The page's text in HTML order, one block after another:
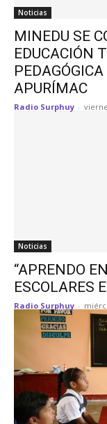
Noticias
MINEDU SE
EDUCACIÓN
APURÍMAC
Radio Surphuy -
Noticias
“APRENDO
ESCOLARES
Radio Surphuy -